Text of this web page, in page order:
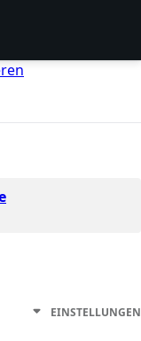
EINSTELLUNGEN